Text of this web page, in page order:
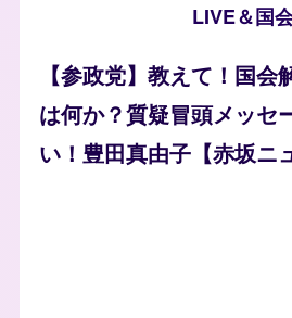
LIVE＆国
【参政党】教えて！国会
は何か？質疑冒頭メッセ
い！豊田真由子【赤坂ニ